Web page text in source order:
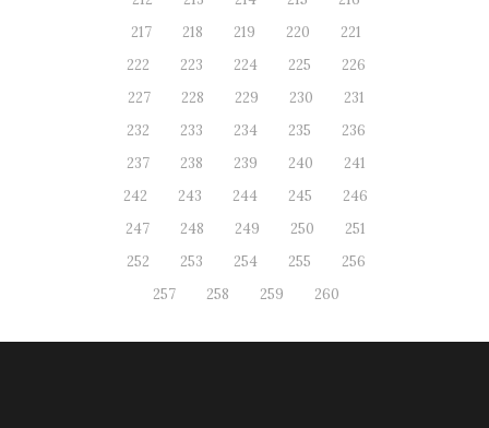
217
218 219 220
221
222
223 224 225
226
227
228 229 230
231
232
233 234 235
236
237
238 239 240
241
242
243 244 245
246
247
248 249 250
251
252
253 254 255
256
257
258 259 260